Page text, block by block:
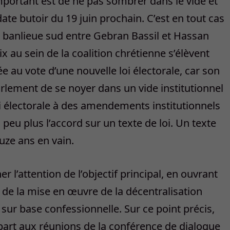
butoir du 19 juin prochain. C’est en tout cas
sud entre Gebran Bassil et Hassan
au sein de la coalition chrétienne s’élèvent
vote d’une nouvelle loi électorale, car son
de se noyer dans un vide institutionnel
à des amendements institutionnels
plus l’accord sur un texte de loi. Un texte
ans en vain.
l’attention de l’objectif principal, en ouvrant
la mise en œuvre de la décentralisation
base confessionnelle. Sur ce point précis,
aux réunions de la conférence de dialogue